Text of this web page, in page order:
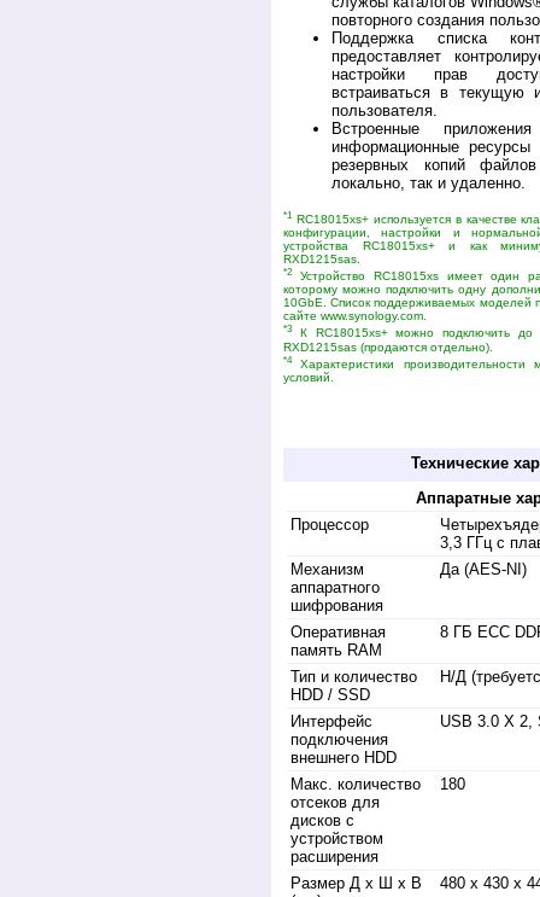
повторного создания
Поддержка списка
предоставляет
настройки прав
встраиваться в текущую
пользователя.
Встроенные
информационные ресурсы
резервных копий
локально, так и удаленно.
*1 RC18015xs+ используется в качестве
конфигурации, настройки и
устройства RC18015xs+ и как
RXD1215sas.
*2 Устройство RC18015xs имеет
которому можно подключить одну
10GbE. Список поддерживаемых моделей
сайте www.synology.com.
*3 К RC18015xs+ можно подключить до
RXD1215sas (продаются отдельно).
*4Характеристики производительности
условий.
Технические
Аппаратные
Процессор
3,3 ГГц с
Механизм
аппаратного
шифрования
Да (AES-NI)
Оперативная
память RAM
8 ГБ ECC
Тип и количество
HDD / SSD
Н/Д
Интерфейс
подключения
внешнего HDD
USB 3.0 X 2,
Макс. количество
отсеков для
дисков с
устройством
расширения
180
Размер Д х Ш х В
480 х 430 х